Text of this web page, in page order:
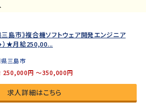
三島市》複合機ソフトウェア開発エンジニア
）★月給250,00...
三島市
250,000円 ～350,000円
求人詳細はこちら